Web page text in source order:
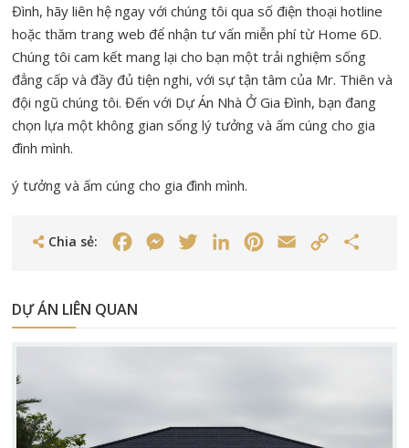
Đình, hãy liên hệ ngay với chúng tôi qua số điện thoại hotline
hoặc thăm trang web để nhận tư vấn miễn phí từ Home 6D.
Chúng tôi cam kết mang lại cho bạn một trải nghiệm sống
đẳng cấp và đầy đủ tiện nghi, với sự tận tâm của Mr. Thiên và
đội ngũ chúng tôi. Đến với Dự Án Nhà Ở Gia Đình, bạn đang
chọn lựa một không gian sống lý tưởng và ấm cúng cho gia
đình mình.
ý tưởng và ấm cúng cho gia đình mình.
Chia sẻ: FacebookMessenger
TwitterLinkedInPinterest
Email
Copy
DỰ ÁN LIÊN QUAN